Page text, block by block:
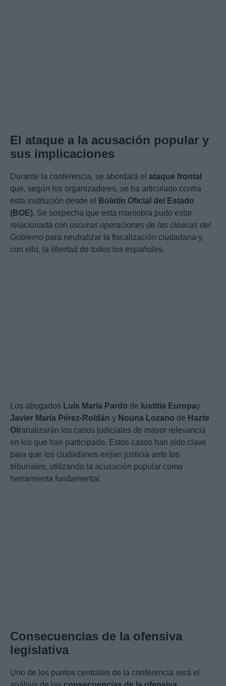
El ataque a la acusación popular y
sus implicaciones
Durante la conferencia, se abordará el ataque frontal
que, según los organizadores, se ha articulado contra
esta institución desde el
Boletín Oficial del Estado
(BOE). Se sospecha que esta maniobra pudo estar
relacionada con oscuras operaciones de las cloacas del
Gobierno para neutralizar la fiscalización ciudadana y,
con ello, la libertad de todos los españoles.
Los abogados Luis María Pardo de Iustitia Europay
Javier María Pérez-Roldán y Nouna Lozano de Hazte
Oíranalizarán los casos judiciales de mayor relevancia
en los que han participado. Estos casos han sido clave
para que los ciudadanos exijan justicia ante los
tribunales, utilizando la acusación popular como
herramienta fundamental.
Consecuencias de la ofensiva
legislativa
Uno de los puntos centrales de la conferencia será el